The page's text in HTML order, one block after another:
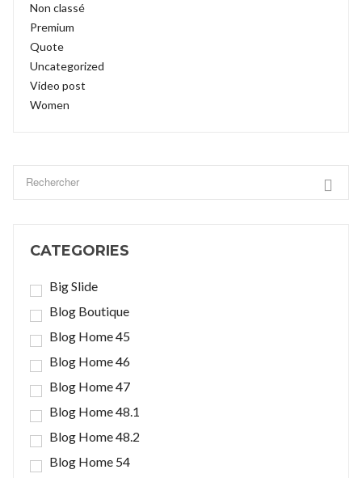
Non classé
Premium
Quote
Uncategorized
Video post
Women
CATEGORIES
Big Slide
Blog Boutique
Blog Home 45
Blog Home 46
Blog Home 47
Blog Home 48.1
Blog Home 48.2
Blog Home 54